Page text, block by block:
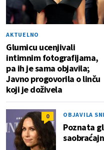
AKTUELNO
Glumicu ucenjivali
intimnim fotografijama,
pa ih je sama objavila;
Javno progovorila o linču
koji je doživela
0 OBJAVILA
Poznata